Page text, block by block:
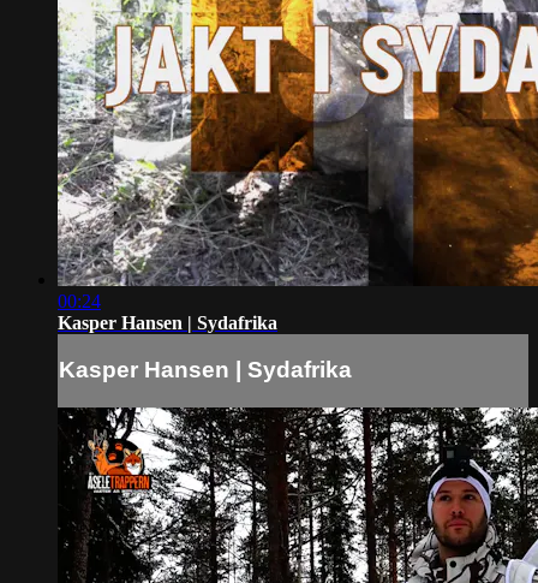
00:24
Kasper Hansen | Sydafrika
Kasper Hansen | Sydafrika